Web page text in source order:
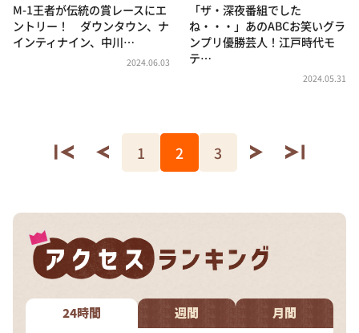
M-1王者が伝統の賞レースにエ
ントリー！ ダウンタウン、ナ
インティナイン、中川…
2024.06.03
「ザ・深夜番組でした
ね・・・」あのABCお笑いグラ
ンプリ優勝芸人！江戸時代モ
テ…
2024.05.31
1 2 3
24時間 週間 月間